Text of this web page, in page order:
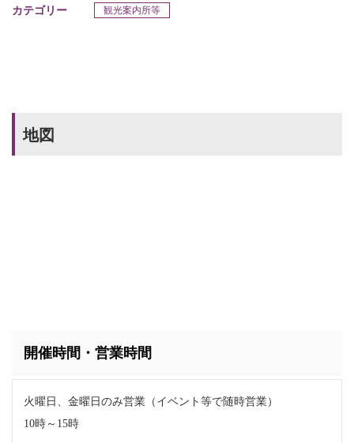
カテゴリー 観光案内所等
地図
開催時間・営業時間
火曜日、金曜日のみ営業（イベント等で随時営業）
10時～15時